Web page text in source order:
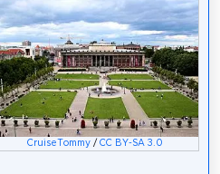
CruiseTommy/ CC BY-SA 3.0